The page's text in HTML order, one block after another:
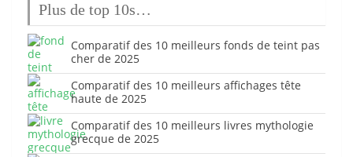
Plus de top 10s…
Comparatif des 10 meilleurs fonds de teint pas
cher de 2025
Comparatif des 10 meilleurs affichages tête
haute de 2025
Comparatif des 10 meilleurs livres mythologie
grecque de 2025